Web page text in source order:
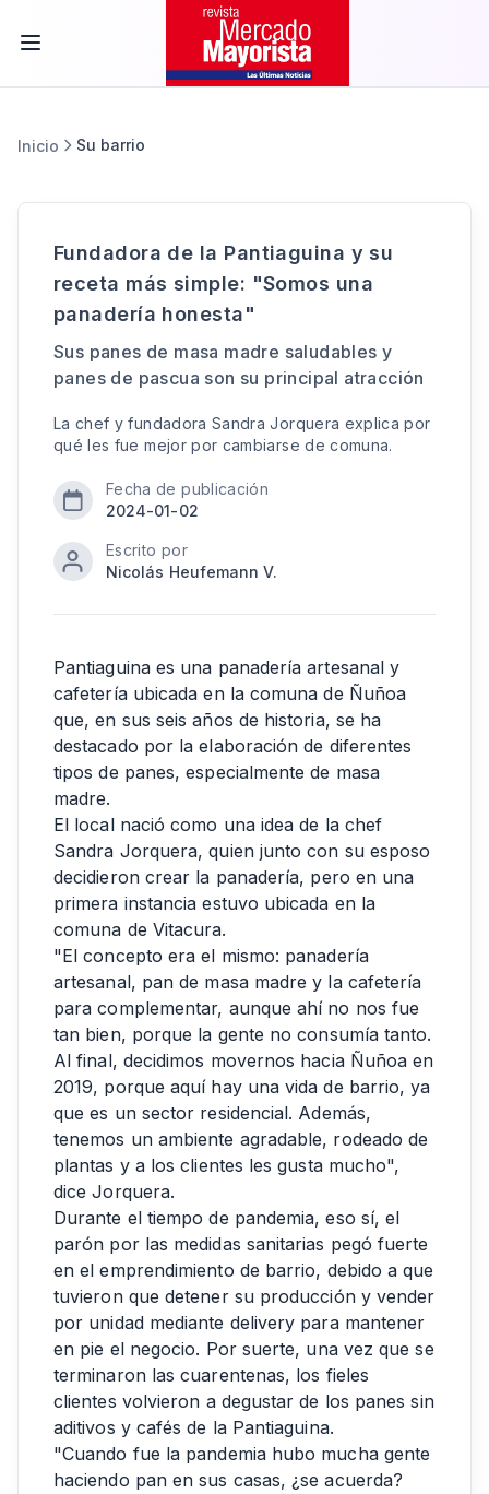
Inicio Su barrio
Fundadora de la Pantiaguina y su
receta más simple: "Somos una
panadería honesta"
Sus panes de masa madre saludables y
panes de pascua son su principal atracción
La chef y fundadora Sandra Jorquera explica por
qué les fue mejor por cambiarse de comuna.
Fecha de publicación
2024-01-02
Escrito por
Nicolás Heufemann V.
Pantiaguina es una panadería artesanal y
cafetería ubicada en la comuna de Ñuñoa
que, en sus seis años de historia, se ha
destacado por la elaboración de diferentes
tipos de panes, especialmente de masa
madre.
El local nació como una idea de la chef
Sandra Jorquera, quien junto con su esposo
decidieron crear la panadería, pero en una
primera instancia estuvo ubicada en la
comuna de Vitacura.
"El concepto era el mismo: panadería
artesanal, pan de masa madre y la cafetería
para complementar, aunque ahí no nos fue
tan bien, porque la gente no consumía tanto.
Al final, decidimos movernos hacia Ñuñoa en
2019, porque aquí hay una vida de barrio, ya
que es un sector residencial. Además,
tenemos un ambiente agradable, rodeado de
plantas y a los clientes les gusta mucho",
dice Jorquera.
Durante el tiempo de pandemia, eso sí, el
parón por las medidas sanitarias pegó fuerte
en el emprendimiento de barrio, debido a que
tuvieron que detener su producción y vender
por unidad mediante delivery para mantener
en pie el negocio. Por suerte, una vez que se
terminaron las cuarentenas, los fieles
clientes volvieron a degustar de los panes sin
aditivos y cafés de la Pantiaguina.
"Cuando fue la pandemia hubo mucha gente
haciendo pan en sus casas, ¿se acuerda?